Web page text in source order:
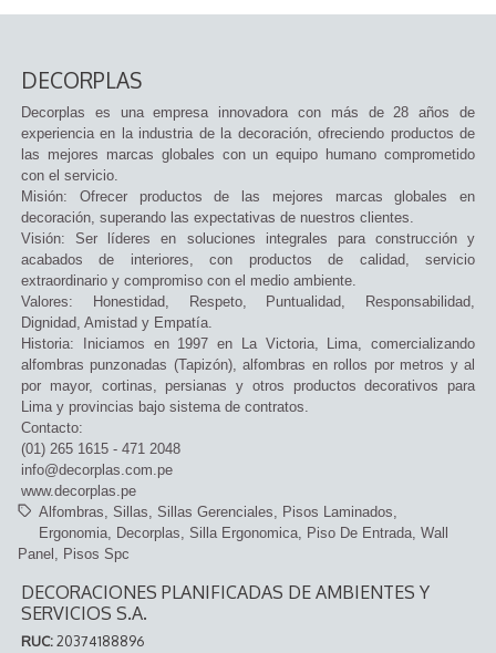
DECORPLAS
Decorplas es una empresa innovadora con más de 28 años de
experiencia en la industria de la decoración, ofreciendo productos de
las mejores marcas globales con un equipo humano comprometido
con el servicio.
Misión: Ofrecer productos de las mejores marcas globales en
decoración, superando las expectativas de nuestros clientes.
Visión: Ser líderes en soluciones integrales para construcción y
acabados de interiores, con productos de calidad, servicio
extraordinario y compromiso con el medio ambiente.
Valores: Honestidad, Respeto, Puntualidad, Responsabilidad,
Dignidad, Amistad y Empatía.
Historia: Iniciamos en 1997 en La Victoria, Lima, comercializando
alfombras punzonadas (Tapizón), alfombras en rollos por metros y al
por mayor, cortinas, persianas y otros productos decorativos para
Lima y provincias bajo sistema de contratos.
Contacto:
(01) 265 1615 - 471 2048
info@decorplas.com.pe
www.decorplas.pe
Alfombras
Sillas Sillas Gerenciales
Pisos Laminados
Ergonomia
Decorplas Silla Ergonomica Piso De Entrada Wall
Panel
Pisos Spc
DECORACIONES PLANIFICADAS DE AMBIENTES Y
SERVICIOS S.A.
RUC:20374188896